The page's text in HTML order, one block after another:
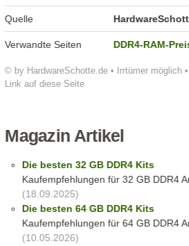
© by HardwareSchotte.de • Irrtümer möglich
Link auf diese Seite
Quelle
Verwandte Seiten DDR4-RAM-
Magazin Artikel
Die besten 32 GB DDR4 Kits
Kaufempfehlungen für 32 GB DDR4
(18.09.2025)
Die besten 64 GB DDR4 Kits
Kaufempfehlungen für 64 GB DDR4
(10.05.2026)